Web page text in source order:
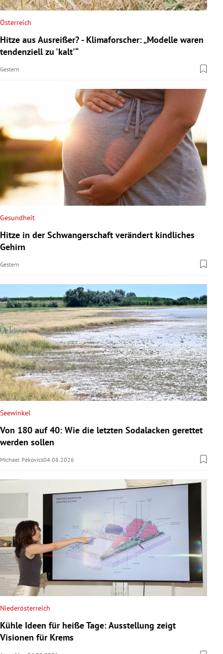
Österreich
Hitze aus Ausreißer? - Klimaforscher: „Modelle waren
tendenziell zu 'kalt'“
Gestern
Gesundheit
Hitze in der Schwangerschaft verändert kindliches
Gehirn
Gestern
Seewinkel
Von 180 auf 40: Wie die letzten Sodalacken gerettet
werden sollen
Michael Pekovics04.08.2026
Niederösterreich
Kühle Ideen für heiße Tage: Ausstellung zeigt
Visionen für Krems